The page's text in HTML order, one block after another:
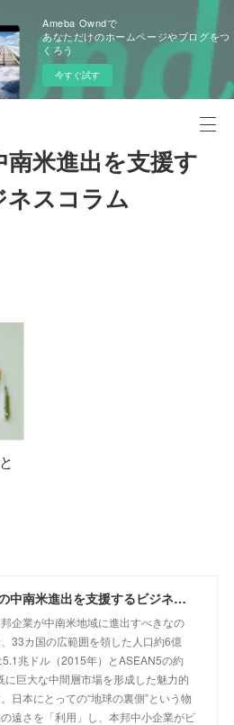
Ameba Owndで
あなただけのホームページやブログをつ
くろう
今すぐ試す
南米進出を支援す
ネスコラム
中小企業の中南米進出を支援するビジネスコラム
企業が中南米地域に進出すべきなの
33カ国の広範囲を領した人口約6億
5.1兆ドル（2015年）とASEAN5の約
に巨大な中間層市場を形成した魅力的
日本にとっての“地球の裏側”という物
遠さを「利用」し、本邦中小企業がビ